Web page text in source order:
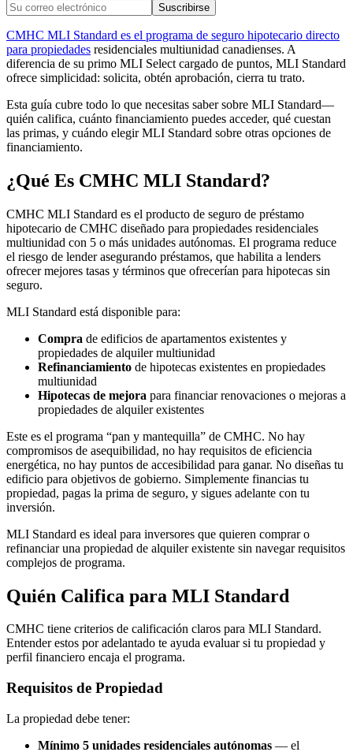
Suscribirse
CMHC MLI Standard es el programa de seguro hipotecario directo
para propiedades residenciales multiunidad canadienses. A
diferencia de su primo MLI Select cargado de puntos, MLI Standard
ofrece simplicidad: solicita, obtén aprobación, cierra tu trato.
Esta guía cubre todo lo que necesitas saber sobre MLI Standard—
quién califica, cuánto financiamiento puedes acceder, qué cuestan
las primas, y cuándo elegir MLI Standard sobre otras opciones de
financiamiento.
¿Qué Es CMHC MLI Standard?
CMHC MLI Standard es el producto de seguro de préstamo
hipotecario de CMHC diseñado para propiedades residenciales
multiunidad con 5 o más unidades autónomas. El programa reduce
el riesgo de lender asegurando préstamos, que habilita a lenders
ofrecer mejores tasas y términos que ofrecerían para hipotecas sin
seguro.
MLI Standard está disponible para:
Compra de edificios de apartamentos existentes y
propiedades de alquiler multiunidad
Refinanciamiento de hipotecas existentes en propiedades
multiunidad
Hipotecas de mejora para financiar renovaciones o mejoras a
propiedades de alquiler existentes
Este es el programa “pan y mantequilla” de CMHC. No hay
compromisos de asequibilidad, no hay requisitos de eficiencia
energética, no hay puntos de accesibilidad para ganar. No diseñas tu
edificio para objetivos de gobierno. Simplemente financias tu
propiedad, pagas la prima de seguro, y sigues adelante con tu
inversión.
MLI Standard es ideal para inversores que quieren comprar o
refinanciar una propiedad de alquiler existente sin navegar requisitos
complejos de programa.
Quién Califica para MLI Standard
CMHC tiene criterios de calificación claros para MLI Standard.
Entender estos por adelantado te ayuda evaluar si tu propiedad y
perfil financiero encaja el programa.
Requisitos de Propiedad
La propiedad debe tener:
Mínimo 5 unidades residenciales autónomas — el